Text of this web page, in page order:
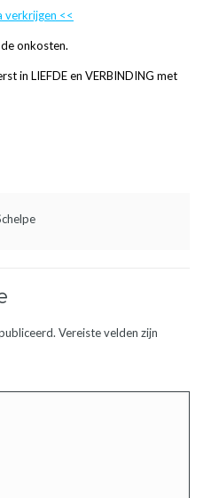
verkrijgen <<
onkosten.
in LIEFDE en VERBINDING met
Vereiste velden zijn